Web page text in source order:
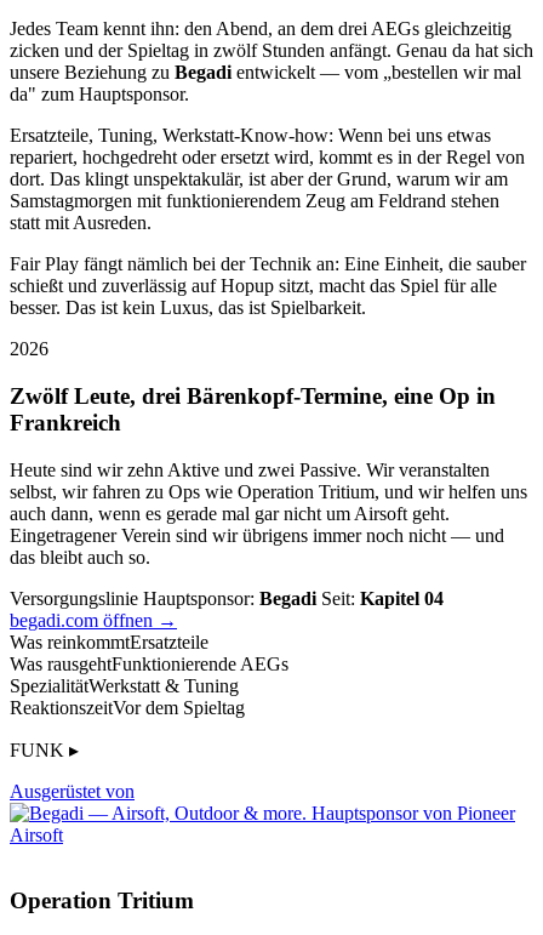
Jedes Team kennt ihn: den Abend, an dem drei AEGs gleichzeitig
zicken und der Spieltag in zwölf Stunden anfängt. Genau da hat sich
unsere Beziehung zu Begadientwickelt — vom „bestellen wir mal
da" zum Hauptsponsor.
Ersatzteile, Tuning, Werkstatt-Know-how: Wenn bei uns etwas
repariert, hochgedreht oder ersetzt wird, kommt es in der Regel von
dort. Das klingt unspektakulär, ist aber der Grund, warum wir am
Samstagmorgen mit funktionierendem Zeug am Feldrand stehen
statt mit Ausreden.
Fair Play fängt nämlich bei der Technik an: Eine Einheit, die sauber
schießt und zuverlässig auf Hopup sitzt, macht das Spiel für alle
besser. Das ist kein Luxus, das ist Spielbarkeit.
2026
Zwölf Leute, drei Bärenkopf-Termine, eine Op in
Frankreich
Heute sind wir zehn Aktive und zwei Passive. Wir veranstalten
selbst, wir fahren zu Ops wie Operation Tritium, und wir helfen uns
auch dann, wenn es gerade mal gar nicht um Airsoft geht.
Eingetragener Verein sind wir übrigens immer noch nicht — und
das bleibt auch so.
Versorgungslinie Hauptsponsor: Begadi Seit: Kapitel 04
begadi.com öffnen →
Was reinkommtErsatzteile
Was rausgehtFunktionierende AEGs
SpezialitätWerkstatt & Tuning
ReaktionszeitVor dem Spieltag
FUNK ▸
Ausgerüstet von
Operation Tritium